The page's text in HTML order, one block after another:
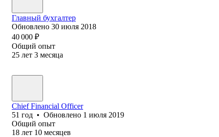
Главный бухгалтер
Обновлено 30 июля 2018
40 000 ₽
Общий опыт
25 лет 3 месяца
Chief Financial Officer
51 год • Обновлено 1 июля 2019
Общий опыт
18 лет 10 месяцев